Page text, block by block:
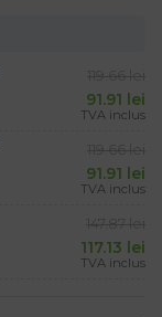
91.91 lei
TVA inclus
91.91 lei
TVA inclus
117.13 lei
TVA inclus